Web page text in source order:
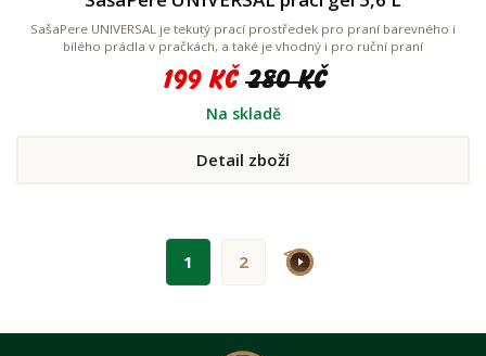
SašaPere UNIVERSAL je tekutý prací prostředek pro praní barevného i
bílého prádla v pračkách, a také je vhodný i pro ruční praní
199 Kč 280 Kč
Na skladě
Detail zboží
1 2 >